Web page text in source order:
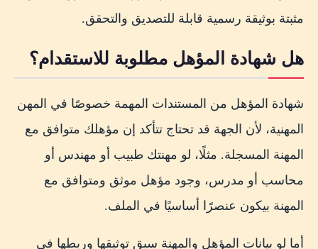
مثبتة بوثيقة رسمية قابلة للتصديق والتحقق.
هل شهادة المؤهل مطلوبة للاستقدام؟
شهادة المؤهل من المستندات المهمة خصوصًا في المهن
المهنية، لأن الجهة قد تحتاج تتأكد إن مؤهلك متوافق مع
المهنة المسجلة. مثلًا، لو مهنتك طبيب أو مهندس أو
محاسب أو مدرس، وجود مؤهل موثق ومتوافق مع
المهنة بيكون عنصرًا أساسيًا في الملف.
أما لو بيانات المؤهل والمهنة سبق توثيقها وربطها في